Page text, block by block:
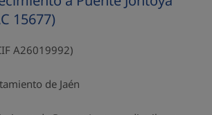
15677)
A26019992)
de Jaén